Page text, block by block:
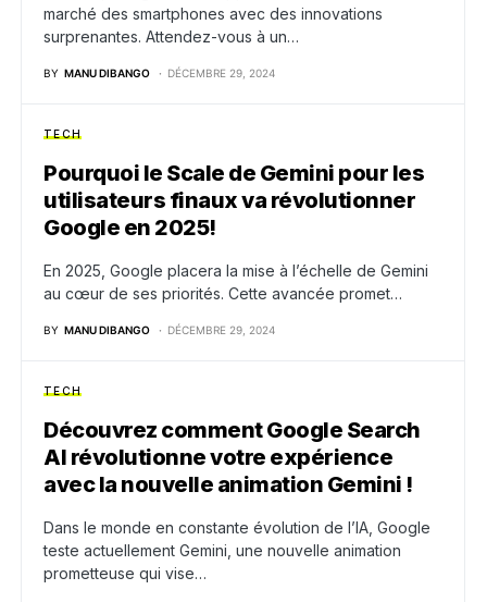
marché des smartphones avec des innovations
surprenantes. Attendez-vous à un…
BY MANU DIBANGO DÉCEMBRE 29, 2024
TECH
Pourquoi le Scale de Gemini pour les
utilisateurs finaux va révolutionner
Google en 2025!
En 2025, Google placera la mise à l’échelle de Gemini
au cœur de ses priorités. Cette avancée promet…
BY MANU DIBANGO DÉCEMBRE 29, 2024
TECH
Découvrez comment Google Search
AI révolutionne votre expérience
avec la nouvelle animation Gemini !
Dans le monde en constante évolution de l’IA, Google
teste actuellement Gemini, une nouvelle animation
prometteuse qui vise…